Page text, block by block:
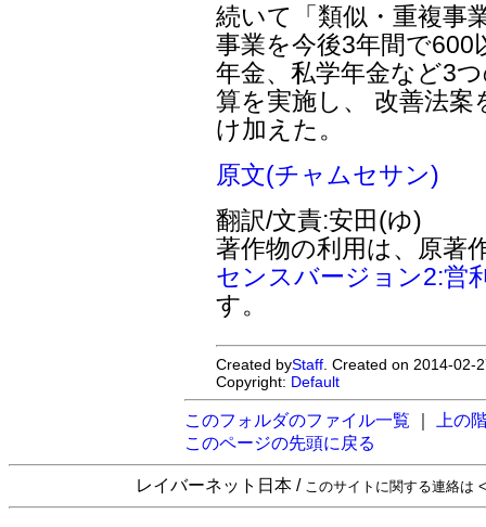
続いて「類似・重複事
事業を今後3年間で600
年金、私学年金など3
算を実施し、 改善法
け加えた。
原文(チャムセサン)
翻訳/文責:安田(ゆ)
著作物の利用は、原著
センスバージョン2:営
す。
Created byStaff . Created on 2014-
Copyright: Default
このフォルダのファイル一覧
上の
このページの先頭に戻る
レイバーネット日本 / このサイトに関する連絡は